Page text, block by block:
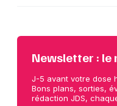
Newsletter : le
J-5 avant votre dose
Bons plans, sorties,
rédaction JDS,